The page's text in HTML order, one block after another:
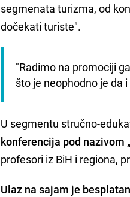
segmenata turizma, od
dočekati turiste".
"Radimo na promociji
što je neophodno je da
U segmentu stručno-
konferencija pod nazivom
profesori iz BiH i regiona,
Ulaz na sajam je besplatan